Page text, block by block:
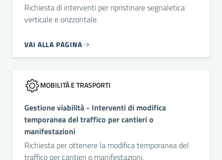
Richiesta di interventi per ripristinare segnaletica
verticale e orizzontale.
VAI ALLA PAGINA
MOBILITÀ E TRASPORTI
Gestione viabilità - Interventi di modifica
temporanea del traffico per cantieri o
manifestazioni
Richiesta per ottenere la modifica temporanea del
traffico per cantieri o manifestazioni.